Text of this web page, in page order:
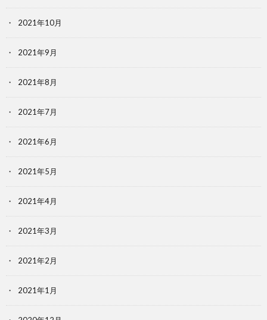
2021年10月
2021年9月
2021年8月
2021年7月
2021年6月
2021年5月
2021年4月
2021年3月
2021年2月
2021年1月